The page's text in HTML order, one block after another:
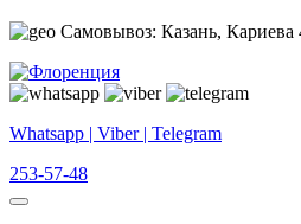
Самовывоз: Казань, Кариева
Whatsapp | Viber | Telegram
253-57-48